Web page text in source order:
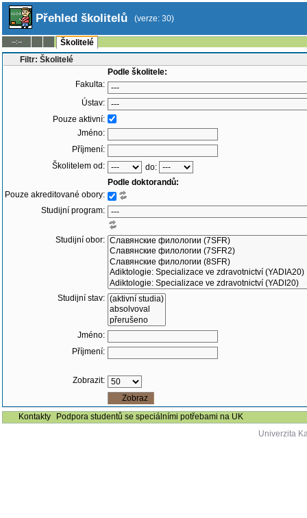
Přehled školitelů (verze: 30)
--:--
Školitelé
Filtr: Školitelé
Podle školitele:
Fakulta:
Ústav:
Pouze aktivní:
Jméno:
Příjmení:
Školitelem od:
do:
Podle doktorandů:
Pouze akreditované obory:
Studijní program:
Studijní obor:
Studijní stav:
Jméno:
Příjmení:
Zobrazit:
Kontakty
Podpora studentů se speciálními potřebami na UK
Univerzita